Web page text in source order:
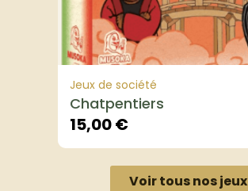
Jeux de société
Chatpentiers
15,00€
Voir tous nos jeux